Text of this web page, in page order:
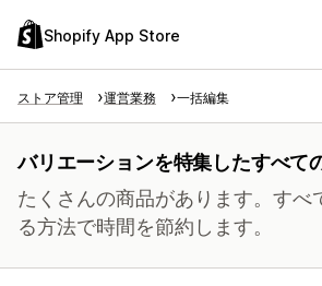
Shopify App Store
ストア管理 運営業務 一括編集
バリエーションを特集したすべて
たくさんの商品があります。すべ
る方法で時間を節約します。